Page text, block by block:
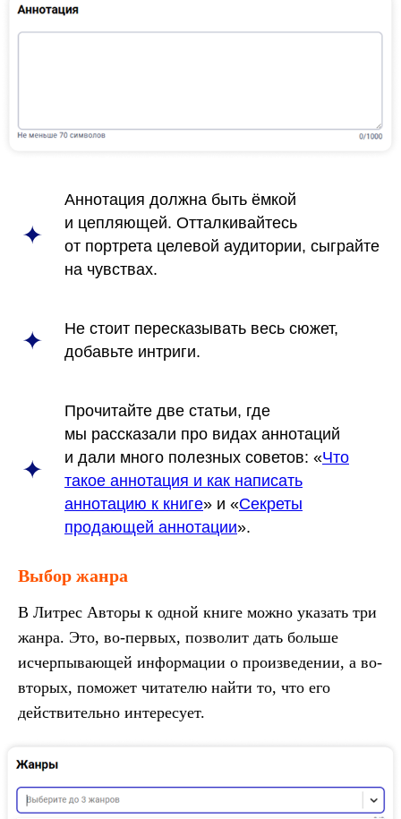
Аннотация должна быть ёмкой
и цепляющей. Отталкивайтесь
от портрета целевой аудитории, сыграйте
на чувствах.
Не стоит пересказывать весь сюжет,
добавьте интриги.
Прочитайте две статьи, где
мы рассказали про видах аннотаций
и дали много полезных советов: «Что
такое аннотация и как написать
аннотацию к книге» и «Секреты
продающей аннотации».
Выбор жанра
В Литрес Авторы к одной книге можно указать три
жанра. Это, во-первых, позволит дать больше
исчерпывающей информации о произведении, а во-
вторых, поможет читателю найти то, что его
действительно интересует.